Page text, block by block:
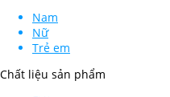
Nam
Nữ
Trẻ em
Chất liệu sản phẩm